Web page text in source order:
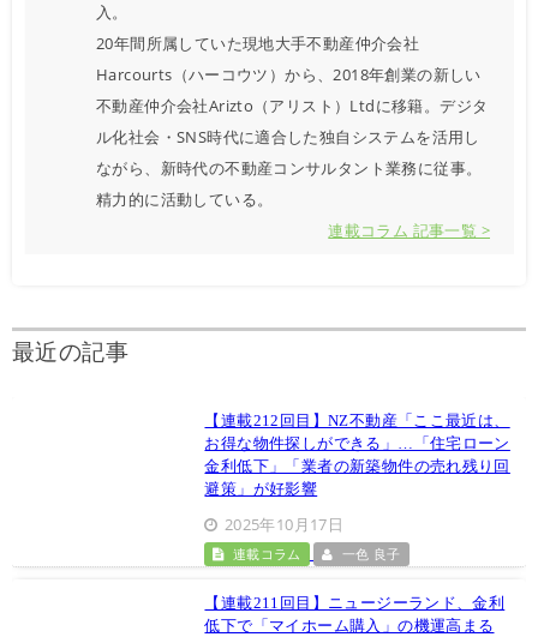
入。
20年間所属していた現地大手不動産仲介会社
Harcourts（ハーコウツ）から、2018年創業の新しい
不動産仲介会社Arizto（アリスト）Ltdに移籍。デジタ
ル化社会・SNS時代に適合した独自システムを活用し
ながら、新時代の不動産コンサルタント業務に従事。
精力的に活動している。
連載コラム 記事一覧 >
最近の記事
【連載212回目】NZ不動産「ここ最近は、
お得な物件探しができる」…「住宅ローン
金利低下」「業者の新築物件の売れ残り回
避策」が好影響
2025年10月17日
連載コラム 一色 良子
【連載211回目】ニュージーランド、金利
低下で「マイホーム購入」の機運高まる